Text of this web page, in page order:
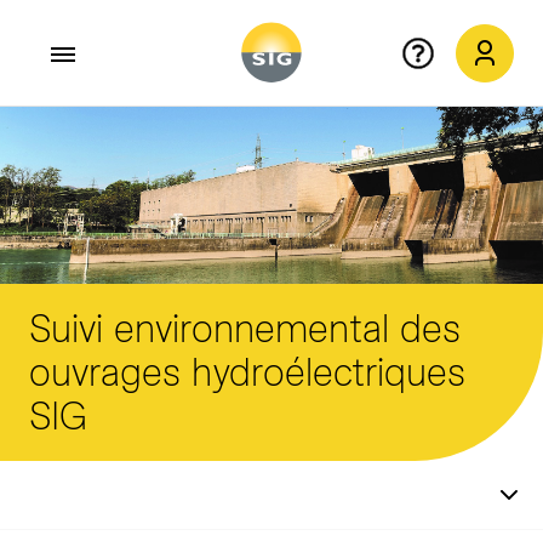
Suivi environnemental des
ouvrages hydroélectriques
SIG